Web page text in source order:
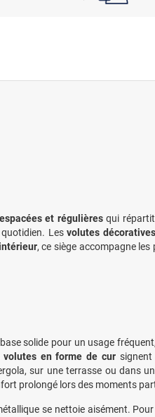
et régulièresqui répartit
Lesvolutes
, ce siège accompagne
solide pour un usage
volutes en forme de cursignent
sur une terrasse ou dans
prolongé lors des moments
se nettoie aisément.